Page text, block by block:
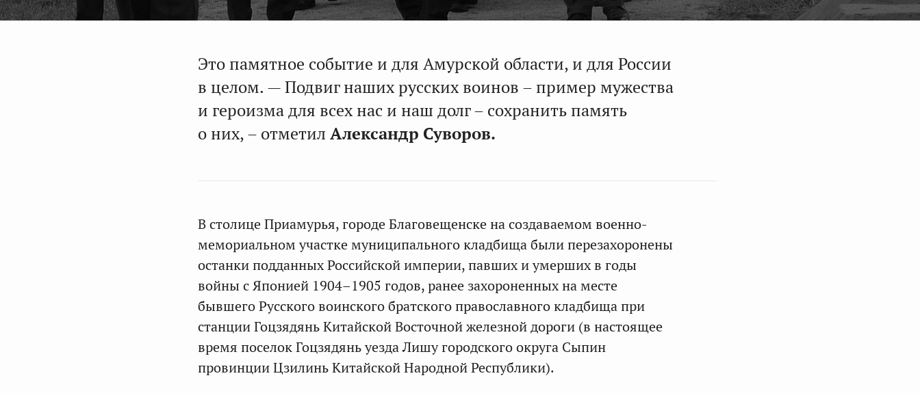
Это памятное событие и для Амурской области, и для России
в целом. — Подвиг наших русских воинов – пример мужества
и героизма для всех нас и наш долг – сохранить память
о них, – отметил Александр Суворов.
В столице Приамурья, городе Благовещенске на создаваемом военно-
мемориальном участке муниципального кладбища были перезахоронены
останки подданных Российской империи, павших и умерших в годы
войны с Японией 1904–1905 годов, ранее захороненных на месте
бывшего Русского воинского братского православного кладбища при
станции Гоцзядянь Китайской Восточной железной дороги (в настоящее
время поселок Гоцзядянь уезда Лишу городского округа Сыпин
провинции Цзилинь Китайской Народной Республики).